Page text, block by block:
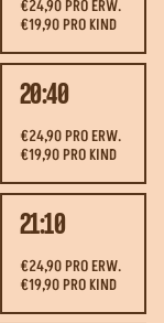
€24,90 PRO ERW.
€19,90 PRO KIND
20:40
€24,90 PRO ERW.
€19,90 PRO KIND
21:10
€24,90 PRO ERW.
€19,90 PRO KIND